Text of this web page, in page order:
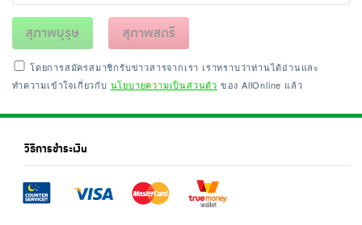
สุภาพบุรุษ สุภาพสตรี
โดยการสมัครสมาชิกรับข่าวสารจากเรา เราทราบว่าท่านได้อ่านและ
ทำความเข้าใจเกี่ยวกับ นโยบายความเป็นส่วนตัว ของ AllOnline แล้ว
วิธีการชำระเงิน